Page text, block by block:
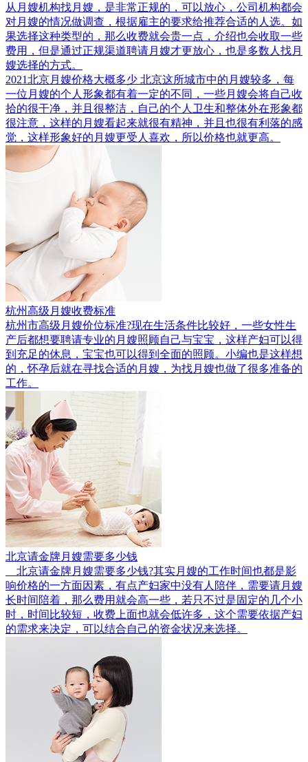
从月嫂机构找月嫂，是非常正规的，可以放心，公司机构都会
对月嫂的情况做调查，根据雇主的要求给推荐合适的人选。如
果选择这种类型的，那么收费就会贵一点，介绍也会收取一些
费用，但是通过正规渠道聘请月嫂才更放心，也是多数人找月
嫂选择的方式。
2021北京月嫂价格大概多少 北京这所城市中的月嫂较多，每
一位月嫂的个人形象都有着一定的不同，一些月嫂会将自己收
拾的很干净，并且很整洁，自己的个人卫生和整体外在形象都
很注意，这样的月嫂看起来就很有精神，并且也很有利落的感
觉，这样形象好的月嫂更受人喜欢，所以价格也就更高。
杭州高级月嫂收费标准
杭州市高级月嫂价位标准?现在生活条件比较好，一些女性生
产后都想要聘请专业的月嫂照顾自己与宝宝，这样产妇可以得
到充足的休息，宝宝也可以得到全面的照顾。小编也是这样想
的，怀孕后就在寻找合适的月嫂，为找月嫂也做了很多准备的
工作。
北京请金牌月嫂需要多少钱
北京请金牌月嫂需要多少钱?其实月嫂的工作时间也都是影
响价格的一方面因素，有点产妇家中没有人陪伴，需要请月嫂
长时间陪着，那么费用就会高一些，若只不过是固定的几个小
时，时间比较短，收费上面也就会低许多，这个需要依据产妇
的需求来决定，可以结合自己的资金状况来选择。